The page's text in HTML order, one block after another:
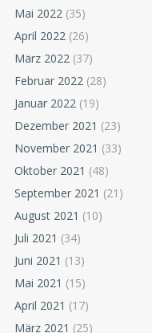
Mai 2022 (35)
April 2022 (26)
März 2022 (37)
Februar 2022 (28)
Januar 2022 (19)
Dezember 2021 (23)
November 2021 (33)
Oktober 2021 (48)
September 2021 (21)
August 2021 (10)
Juli 2021 (34)
Juni 2021 (13)
Mai 2021 (15)
April 2021 (17)
März 2021 (25)